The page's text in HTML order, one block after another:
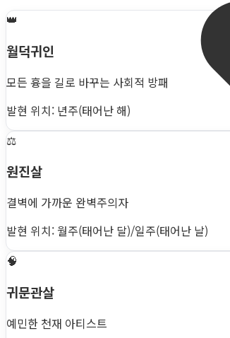
👑
월덕귀인
모든 흉을 길로 바꾸는 사회적 방패
발현 위치: 년주(태어난 해)
⚖️
원진살
결벽에 가까운 완벽주의자
발현 위치: 월주(태어난 달)/일주(태어난 날)
🧠
귀문관살
예민한 천재 아티스트